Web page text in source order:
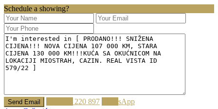
Schedule a showing?
062 220 897
WhatsApp